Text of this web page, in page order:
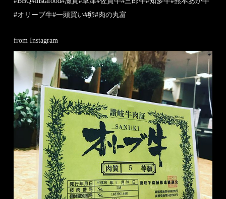
#オリーブ牛#一頭買い#卵#肉の丸富
from Instagram